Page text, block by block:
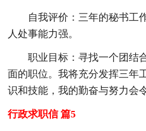
自我评价：三年的秘书工
人处事能力强。
职业目标：寻找一个团结
面的职位。我将充分发挥三年
识和技能，我的勤奋与努力会
行政求职信 篇5